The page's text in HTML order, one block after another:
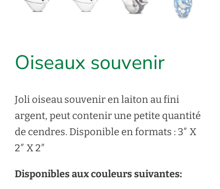
Oiseaux souvenir
Joli oiseau souvenir en laiton au fini
argent, peut contenir une petite quantité
de cendres. Disponible en formats : 3″ X
2″ X 2″
Disponibles aux couleurs suivantes: